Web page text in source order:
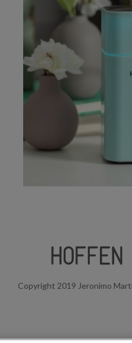
Copyright 2019 Jeronimo